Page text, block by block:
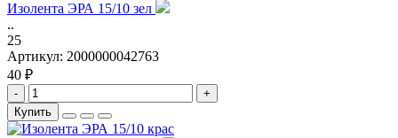
Изолента ЭРА 15/10 зел
..
25
Артикул: 2000000042763
40 ₽
-
+
Купить